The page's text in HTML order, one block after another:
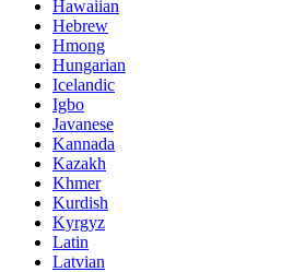
Hawaiian
Hebrew
Hmong
Hungarian
Icelandic
Igbo
Javanese
Kannada
Kazakh
Khmer
Kurdish
Kyrgyz
Latin
Latvian